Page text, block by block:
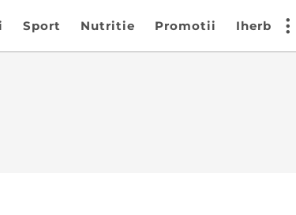
Sport Nutritie Promotii Iherb